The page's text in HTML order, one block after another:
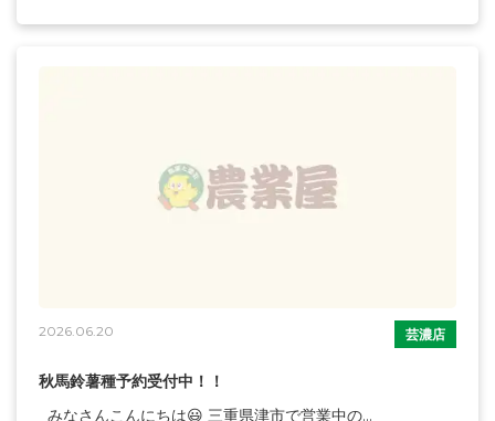
2026.06.20 芸濃店
秋馬鈴薯種予約受付中！！
みなさんこんにちは😃 三重県津市で営業中の...